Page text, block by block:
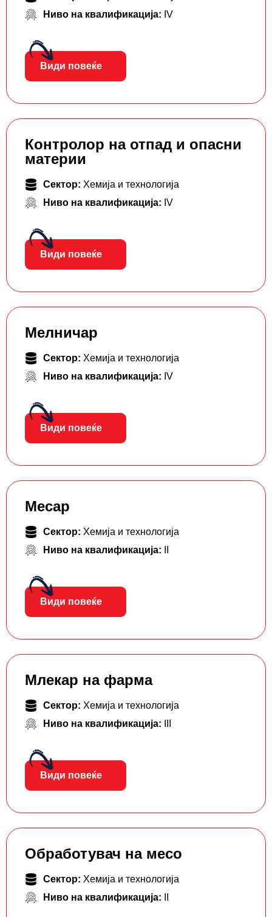
Ниво на квалификација: IV
Види повеќе
Контролор на отпад и опасни
материи
Сектор: Хемија и технологија
Ниво на квалификација: IV
Види повеќе
Мелничар
Сектор: Хемија и технологија
Ниво на квалификација: IV
Види повеќе
Месар
Сектор: Хемија и технологија
Ниво на квалификација:
Види повеќе
Млекар на фарма
Сектор: Хемија и технологија
Ниво на квалификација:
Види повеќе
Обработувач на месо
Сектор: Хемија и технологија
Ниво на квалификација: